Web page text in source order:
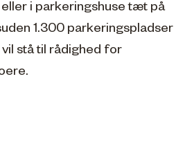
i parkeringshuse tæt på
1.300 parkeringspladser
stå til rådighed for